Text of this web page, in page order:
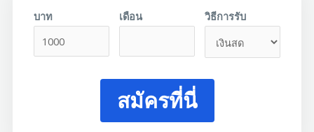
บาท เดือน วิธีการรับ
สมัครที่นี่